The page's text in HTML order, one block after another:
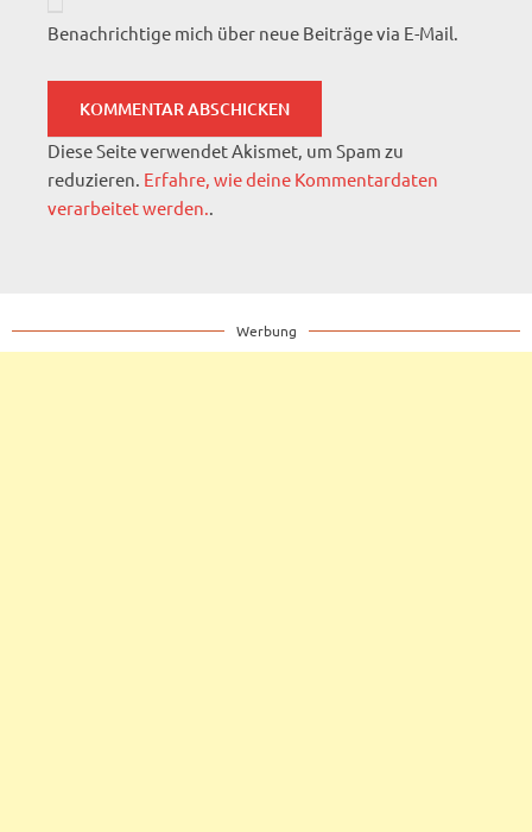
Benachrichtige mich über neue Beiträge via E-Mail.
Diese Seite verwendet Akismet, um Spam zu
reduzieren. Erfahre, wie deine Kommentardaten
verarbeitet werden..
Werbung